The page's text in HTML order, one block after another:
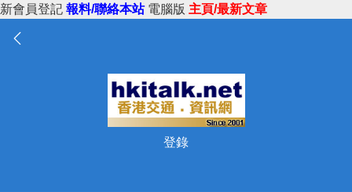
新會員登記 報料/聯絡本站 電腦版 主頁/最新文章
登錄